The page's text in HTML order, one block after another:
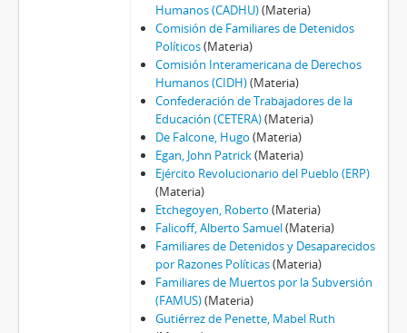
Humanos (CADHU)(Materia)
Comisión de Familiares de Detenidos
Políticos(Materia)
Comisión Interamericana de Derechos
Humanos (CIDH)(Materia)
Confederación de Trabajadores de la
Educación (CETERA)(Materia)
De Falcone, Hugo (Materia)
Egan, John Patrick(Materia)
Ejército Revolucionario del Pueblo (ERP)
(Materia)
Etchegoyen, Roberto (Materia)
Falicoff, Alberto Samuel(Materia)
Familiares de Detenidos y Desaparecidos
por Razones Políticas(Materia)
Familiares de Muertos por la Subversión
(FAMUS)(Materia)
Gutiérrez de Penette, Mabel Ruth